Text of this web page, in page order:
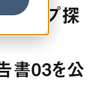
シップ探
書03を公